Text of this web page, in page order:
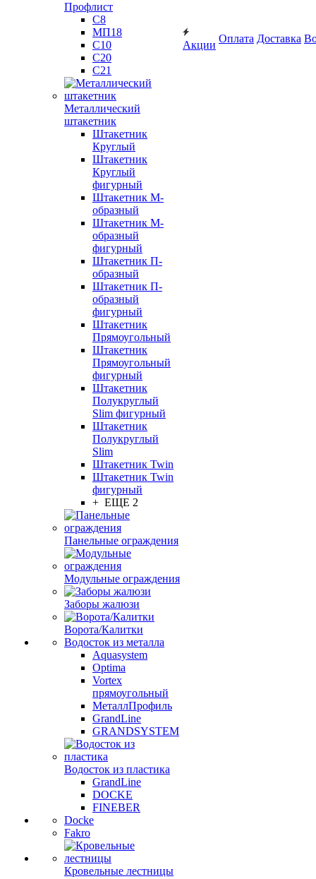
Профлист
С8
МП18
С10
С20
С21
Металлический
штакетник
Штакетник
Круглый
Штакетник
Круглый
фигурный
Штакетник М-
образный
Штакетник М-
образный
фигурный
Штакетник П-
образный
Штакетник П-
образный
фигурный
Штакетник
Прямоугольный
Штакетник
Прямоугольный
фигурный
Штакетник
Полукруглый
Slim фигурный
Штакетник
Полукруглый
Slim
Штакетник Twin
Штакетник Twin
фигурный
+ ЕЩЕ 2
Панельные ограждения
Модульные ограждения
Заборы жалюзи
Ворота/Калитки
Водосток из металла
Aquasystem
Optima
Vortex
прямоугольный
МеталлПрофиль
GrandLine
GRANDSYSTEM
Водосток из пластика
GrandLine
DOCKE
FINEBER
Docke
Fakro
Кровельные лестницы
Акции
Оплата Доставка